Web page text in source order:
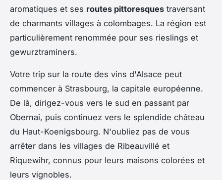
aromatiques et ses routes pittoresques traversant
de charmants villages à colombages. La région est
particulièrement renommée pour ses rieslings et
gewurztraminers.
Votre trip sur la route des vins d'Alsace peut
commencer à Strasbourg, la capitale européenne.
De là, dirigez-vous vers le sud en passant par
Obernai, puis continuez vers le splendide château
du Haut-Koenigsbourg. N'oubliez pas de vous
arrêter dans les villages de Ribeauvillé et
Riquewihr, connus pour leurs maisons colorées et
leurs vignobles.